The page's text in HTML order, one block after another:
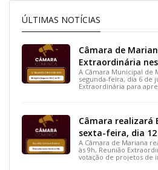
ÚLTIMAS NOTÍCIAS
Câmara de
Extraordinária
A Câmara Municipal de
segunda-feira, dia 6 de
Extraordinária para
Câmara realizará
sexta-feira, dia 12
A Câmara de Mariana
às 9h, Reunião
votação de projetos de